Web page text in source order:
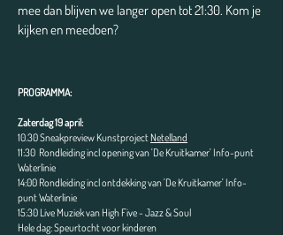
mee dan blijven we langer open tot 21:30. Kom je
kijken en meedoen?
PROGRAMMA:
Zaterdag 19 april:
10.30 Sneakpreview Kunstproject Netelland
11:30 Rondleiding incl opening van 'De Kruitkamer' Info-punt
Waterlinie
14:00 Rondleiding incl ontdekking van 'De Kruitkamer' Info-
punt Waterlinie
15:30 Live Muziek van High Five - Jazz & Soul
Hele dag: Speurtocht voor kinderen